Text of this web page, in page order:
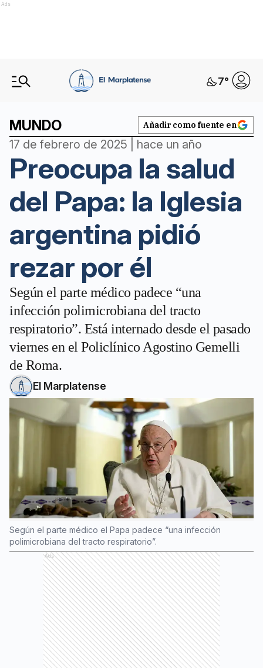
Ads
7°
MUNDO Añadir como fuente en
17 de febrero de 2025 | hace un año
Preocupa la salud
del Papa: la Iglesia
argentina pidió
rezar por él
Según el parte médico padece “una
infección polimicrobiana del tracto
respiratorio”. Está internado desde el pasado
viernes en el Policlínico Agostino Gemelli
de Roma.
El Marplatense
Según el parte médico el Papa padece “una infección
polimicrobiana del tracto respiratorio”.
Ads